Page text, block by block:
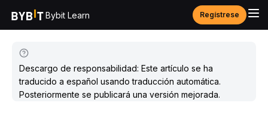
Bybit Learn Regístrese
Descargo de responsabilidad: Este artículo se ha
traducido a español usando traducción automática.
Posteriormente se publicará una versión mejorada.